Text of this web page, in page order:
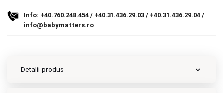
Info: +40.760.248.454 / +40.31.436.29.03 / +40.31.436.29.04 /
info@babymatters.ro
Detalii produs